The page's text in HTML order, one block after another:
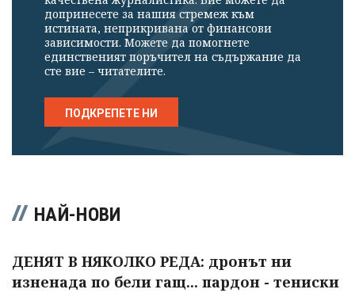
допринесете за нашия стремеж към
истината, неприкривана от финансови
зависимости. Можете да помогнете
единственият поръчител на съдържание да
сте вие – читателите.
ПОДКРЕПЕТЕ НИ
НАЙ-НОВИ
ДЕНЯТ В НЯКОЛКО РЕДА: дронът ни
изненада по бели гащ... пардон - тениски